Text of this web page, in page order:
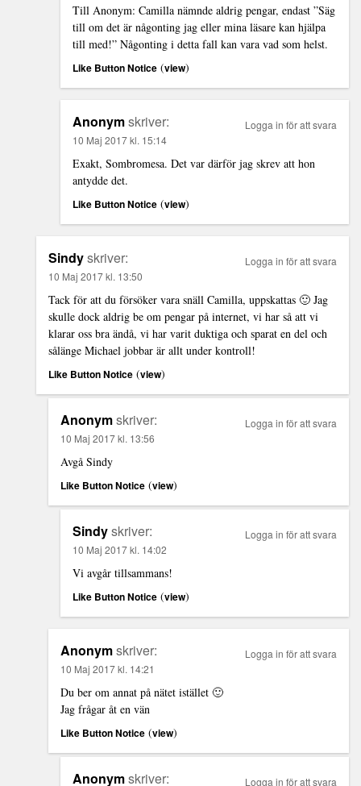
Till Anonym: Camilla nämnde aldrig pengar, endast ”Säg
till om det är någonting jag eller mina läsare kan hjälpa
till med!” Någonting i detta fall kan vara vad som helst.
Like Button Notice (view)
Anonymskriver:
10 Maj 2017 kl. 15:14
Exakt, Sombromesa. Det var därför jag skrev att hon
antydde det.
Like Button Notice (view)
Logga in för att svara
Sindyskriver:
10 Maj 2017 kl. 13:50
Tack för att du försöker vara snäll Camilla, uppskattas 🙂 Jag
skulle dock aldrig be om pengar på internet, vi har så att vi
klarar oss bra ändå, vi har varit duktiga och sparat en del och
sålänge Michael jobbar är allt under kontroll!
Like Button Notice (view)
Logga in för att svara
Anonymskriver:
10 Maj 2017 kl. 13:56
Avgå Sindy
Like Button Notice (view)
Logga in för att svara
Sindyskriver:
10 Maj 2017 kl. 14:02
Vi avgår tillsammans!
Like Button Notice (view)
Logga in för att svara
Anonymskriver:
10 Maj 2017 kl. 14:21
Du ber om annat på nätet istället 🙂
Jag frågar åt en vän
Like Button Notice (view)
Logga in för att svara
Anonymskriver: Logga in för att svara